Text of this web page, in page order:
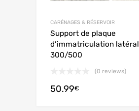
CARÉNAGES & RÉSERVOIR
Support de plaque
d’immatriculation
300/500
(0 reviews)
50.99€